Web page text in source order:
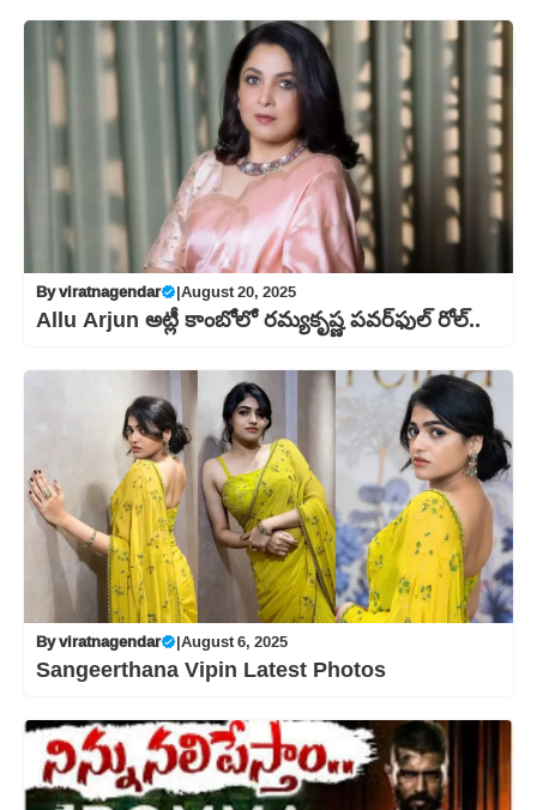
Byviratnagendar |August 20, 2025
Allu Arjun అట్లీ కాంబోలో రమ్యకృష్ణ పవర్‌ఫుల్ రోల్..
Byviratnagendar |August 6, 2025
Sangeerthana Vipin Latest Photos